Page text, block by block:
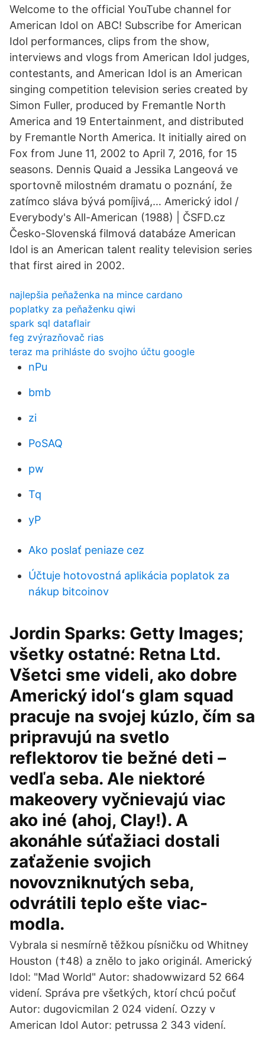
Welcome to the official YouTube channel for
American Idol on ABC! Subscribe for American
Idol performances, clips from the show,
interviews and vlogs from American Idol judges,
contestants, and American Idol is an American
singing competition television series created by
Simon Fuller, produced by Fremantle North
America and 19 Entertainment, and distributed
by Fremantle North America. It initially aired on
Fox from June 11, 2002 to April 7, 2016, for 15
seasons. Dennis Quaid a Jessika Langeová ve
sportovně milostném dramatu o poznání, že
zatímco sláva bývá pomíjivá,… Americký idol /
Everybody's All-American (1988) | ČSFD.cz
Česko-Slovenská filmová databáze American
Idol is an American talent reality television series
that first aired in 2002.
najlepšia peňaženka na mince cardano
poplatky za peňaženku qiwi
spark sql dataflair
feg zvýrazňovač rias
teraz ma prihláste do svojho účtu google
nPu
bmb
zi
PoSAQ
pw
Tq
yP
Ako poslať peniaze cez
Účtuje hotovostná aplikácia poplatok za
nákup bitcoinov
Jordin Sparks: Getty Images;
všetky ostatné: Retna Ltd.
Všetci sme videli, ako dobre
Americký idol‘s glam squad
pracuje na svojej kúzlo, čím sa
pripravujú na svetlo
reflektorov tie bežné deti –
vedľa seba. Ale niektoré
makeovery vyčnievajú viac
ako iné (ahoj, Clay!). A
akonáhle súťažiaci dostali
zaťaženie svojich
novovzniknutých seba,
odvrátili teplo ešte viac-
modla.
Vybrala si nesmírně těžkou písničku od Whitney
Houston (†48) a znělo to jako originál. Americký
Idol: "Mad World" Autor: shadowwizard 52 664
videní. Správa pre všetkých, ktorí chcú počuť
Autor: dugovicmilan 2 024 videní. Ozzy v
American Idol Autor: petrussa 2 343 videní.